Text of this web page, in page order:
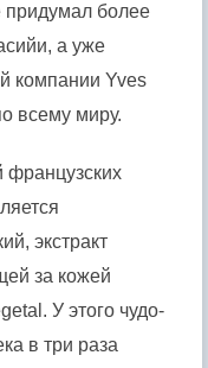
придумал более
а уже
компании Yves
всему миру.
французских
экстракт
за кожей
У этого чудо-
в три раза